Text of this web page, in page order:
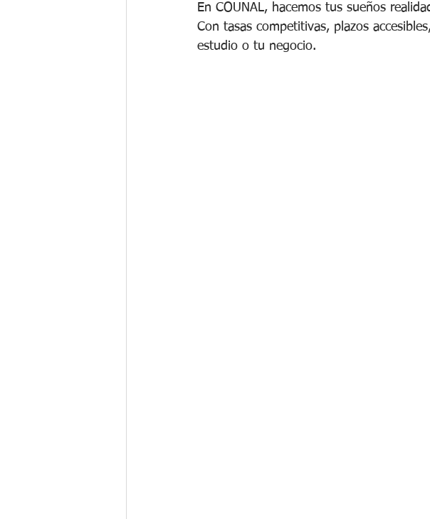
En COUNAL, hacemos tus sueños
Con tasas competitivas, plazos
estudio o tu negocio.